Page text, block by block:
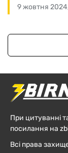
9 жовтня
При цитуванні
посилання на
Всі права